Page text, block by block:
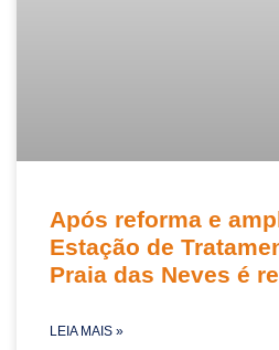
Após reforma e
Estação de
Praia das Neves é
LEIA MAIS »